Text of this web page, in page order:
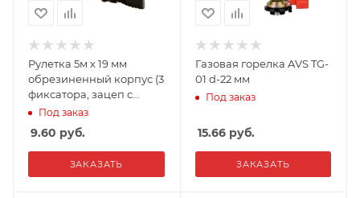
Рулетка 5м х 19 мм
обрезиненный корпус (3
фиксатора, зацеп с
магнитом) AVS
MT5019RM
Под заказ
9.60 руб.
ЗАКАЗАТЬ
Газовая горелка AVS TG-
01 d-22 мм
Под заказ
15.66руб.
ЗАКАЗАТЬ